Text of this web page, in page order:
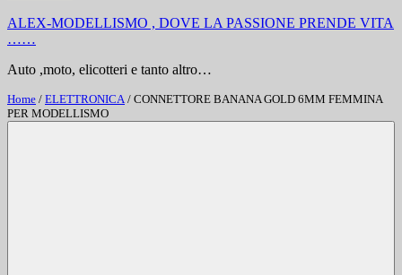
ALEX-MODELLISMO , DOVE LA PASSIONE PRENDE VITA
……
Auto ,moto, elicotteri e tanto altro…
Home / ELETTRONICA / CONNETTORE BANANA GOLD 6MM FEMMINA
PER MODELLISMO